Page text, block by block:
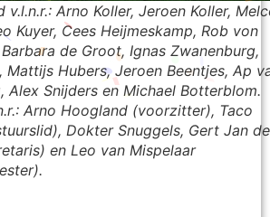
v.l.n.r.: Arno Koller, Jeroen Koller,
Kuyer, Cees Heijmeskamp, Rob von
de Groot, Ignas Zwanenburg,
Mattijs Hubers, Jeroen Beentjes, Ap
Alex Snijders en Michael Botterblom.
Arno Hoogland (voorzitter), Taco
Dokter Snuggels, Gert Jan de
en Leo van Mispelaar